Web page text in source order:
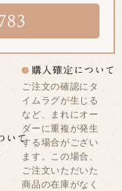
ご注文の確認にタ
イムラグが生じる
など、まれにオー
ダーに重複が発生
する場合がござい
ます。この場合、
ご注文いただいた
商品の在庫がなく